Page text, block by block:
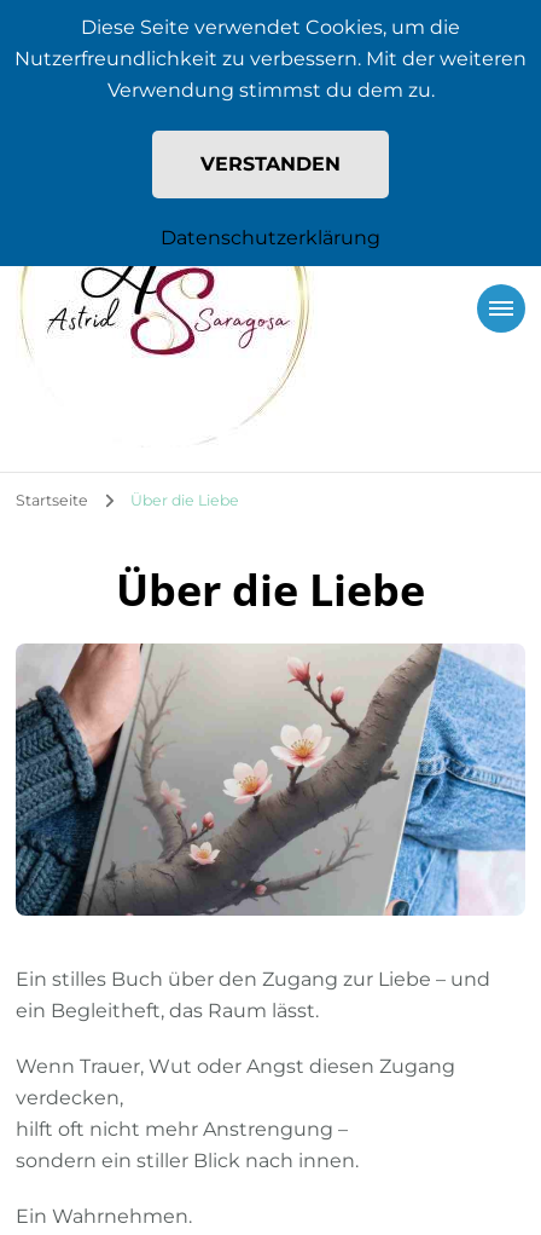
Jetzt in den Newsletter eintragen
+4915229510532 astrid@saragosa.de
Startseite Über die Liebe
Über die Liebe
Ein stilles Buch über den Zugang zur Liebe – und
ein Begleitheft, das Raum lässt.
Wenn Trauer, Wut oder Angst diesen Zugang
verdecken,
hilft oft nicht mehr Anstrengung –
sondern ein stiller Blick nach innen.
Ein Wahrnehmen.
Diese Seite verwendet Cookies, um die
Nutzerfreundlichkeit zu verbessern. Mit der weiteren
Verwendung stimmst du dem zu.
VERSTANDEN
Datenschutzerklärung